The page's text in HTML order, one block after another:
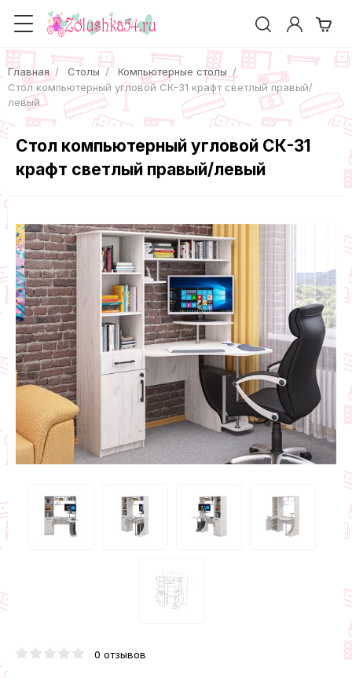
Главная Столы
Компьютерные столы
Cтол компьютерный угловой СК-31 крафт светлый правый/
левый
Cтол компьютерный угловой СК-31
крафт светлый правый/левый
0 отзывов